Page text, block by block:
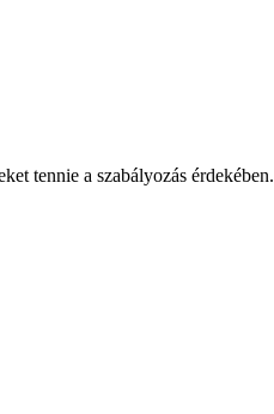
tennie a szabályozás érdekében.